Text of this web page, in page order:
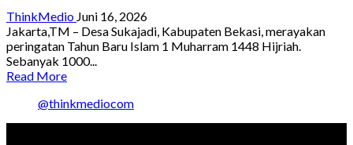
ThinkMedio Juni 16, 2026
Jakarta,TM – Desa Sukajadi, Kabupaten Bekasi, merayakan
peringatan Tahun Baru Islam 1 Muharram 1448 Hijriah.
Sebanyak 1000...
Read MoreRead
about
1000
@thinkmediocom